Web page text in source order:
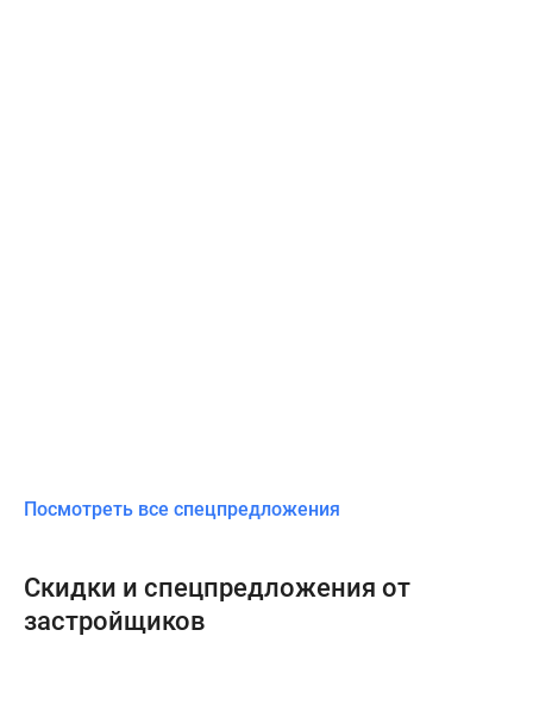
Посмотреть все спецпредложения
Скидки и спецпредложения от
застройщиков